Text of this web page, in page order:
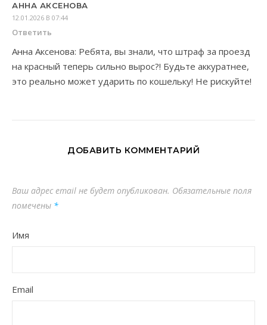
АННА АКСЕНОВА
12.01.2026 В 07:44
Ответить
Анна Аксенова: Ребята, вы знали, что штраф за проезд
на красный теперь сильно вырос?! Будьте аккуратнее,
это реально может ударить по кошельку! Не рискуйте!
ДОБАВИТЬ КОММЕНТАРИЙ
Ваш адрес email не будет опубликован. Обязательные поля
помечены *
Имя
Email